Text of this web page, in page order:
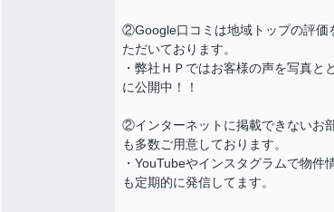
②Google口コミは地域トップの評価
ただいております。
・弊社ＨＰではお客様の声を写真と
に公開中！！
②インターネットに掲載できないお
も多数ご用意しております。
・YouTubeやインスタグラムで物件
も定期的に発信してます。